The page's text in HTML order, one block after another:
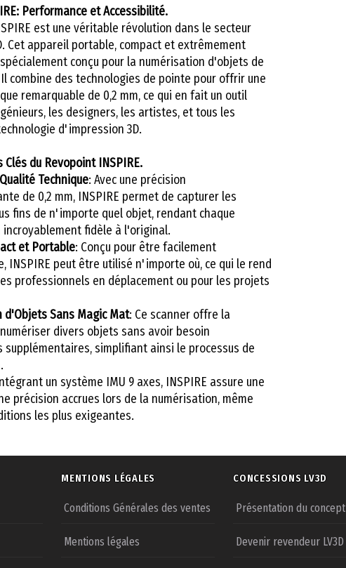
Performance et Accessibilité.
est une véritable révolution dans le secteur
Cet appareil portable, compact et extrêmement
conçu pour la numérisation d'objets de
combine des technologies de pointe pour offrir une
remarquable de 0,2 mm, ce qui en fait un outil
les designers, les artistes, et tous les
d'impression 3D.
du Revopoint INSPIRE.
Technique: Avec une précision
de 0,2 mm, INSPIRE permet de capturer les
fins de n'importe quel objet, rendant chaque
incroyablement fidèle à l'original.
et Portable: Conçu pour être facilement
INSPIRE peut être utilisé n'importe où, ce qui le rend
professionnels en déplacement ou pour les projets
d'Objets Sans Magic Mat: Ce scanner offre la
divers objets sans avoir besoin
supplémentaires, simplifiant ainsi le processus de
un système IMU 9 axes, INSPIRE assure une
précision accrues lors de la numérisation, même
les plus exigeantes.
MENTIONS LÉGALES
Conditions Générales des ventes
Mentions légales
CONCESSIONS LV3D
Présentation du concept
Devenir revendeur LV3D